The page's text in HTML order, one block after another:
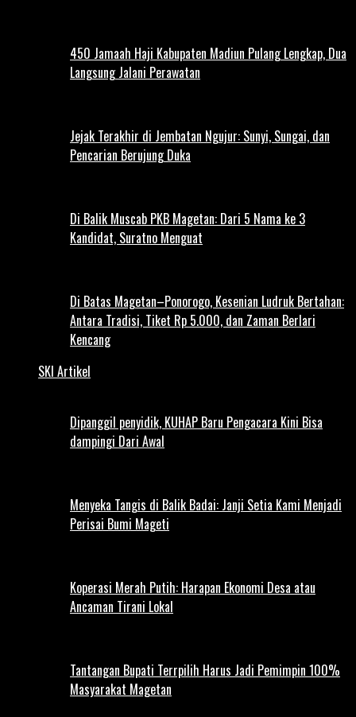
450 Jamaah Haji Kabupaten Madiun Pulang Lengkap, Dua
Langsung Jalani Perawatan
Jejak Terakhir di Jembatan Ngujur: Sunyi, Sungai, dan
Pencarian Berujung Duka
Di Balik Muscab PKB Magetan: Dari 5 Nama ke 3
Kandidat, Suratno Menguat
Di Batas Magetan–Ponorogo, Kesenian Ludruk Bertahan:
Antara Tradisi, Tiket Rp 5.000, dan Zaman Berlari
Kencang
SKI Artikel
Dipanggil penyidik, KUHAP Baru Pengacara Kini Bisa
dampingi Dari Awal
Menyeka Tangis di Balik Badai: Janji Setia Kami Menjadi
Perisai Bumi Mageti
Koperasi Merah Putih: Harapan Ekonomi Desa atau
Ancaman Tirani Lokal
Tantangan Bupati Terrpilih Harus Jadi Pemimpin 100%
Masyarakat Magetan